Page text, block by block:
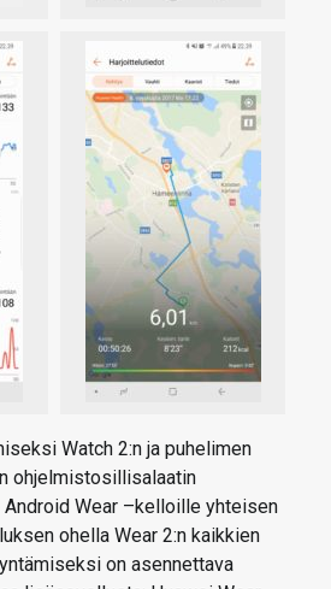
Watch 2:n ja puhelimen
ohjelmistosillisalaatin
Wear –kelloille yhteisen
ohella Wear 2:n kaikkien
on asennettava